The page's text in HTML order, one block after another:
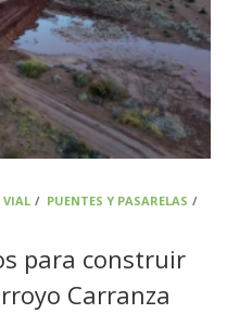
VIAL / PUENTES Y PASARELAS /
para construir
Carranza